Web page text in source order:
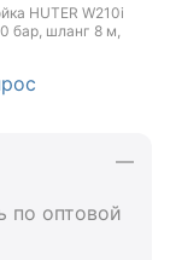
HUTER W210i
бар, шланг 8 м,
по оптовой